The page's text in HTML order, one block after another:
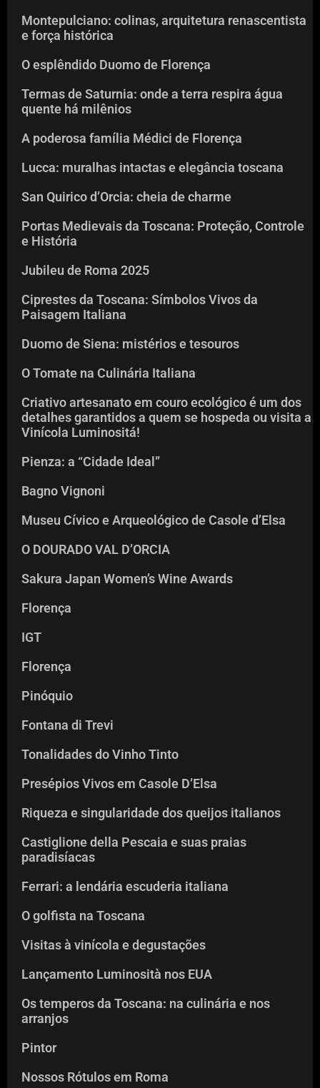
Montepulciano: colinas, arquitetura renascentista
e força histórica
O esplêndido Duomo de Florença
Termas de Saturnia: onde a terra respira água
quente há milênios
A poderosa família Médici de Florença
Lucca: muralhas intactas e elegância toscana
San Quirico d’Orcia: cheia de charme
Portas Medievais da Toscana: Proteção, Controle
e História
Jubileu de Roma 2025
Ciprestes da Toscana: Símbolos Vivos da
Paisagem Italiana
Duomo de Siena: mistérios e tesouros
O Tomate na Culinária Italiana
Criativo artesanato em couro ecológico é um dos
detalhes garantidos a quem se hospeda ou visita a
Vinícola Luminositá!
Pienza: a “Cidade Ideal”
Bagno Vignoni
Museu Cívico e Arqueológico de Casole d’Elsa
O DOURADO VAL D’ORCIA
Sakura Japan Women’s Wine Awards
Florença
IGT
Florença
Pinóquio
Fontana di Trevi
Tonalidades do Vinho Tinto
Presépios Vivos em Casole D’Elsa
Riqueza e singularidade dos queijos italianos
Castiglione della Pescaia e suas praias
paradisíacas
Ferrari: a lendária escuderia italiana
O golfista na Toscana
Visitas à vinícola e degustações
Lançamento Luminosità nos EUA
Os temperos da Toscana: na culinária e nos
arranjos
Pintor
Nossos Rótulos em Roma